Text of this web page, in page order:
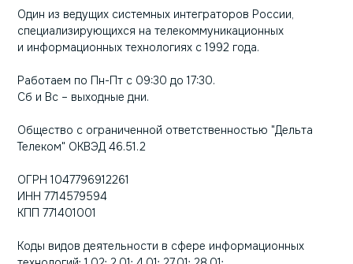
Один из ведущих системных интеграторов России,
специализирующихся на телекоммуникационных
и информационных технологиях с 1992 года.
Работаем по Пн-Пт с 09:30 до 17:30.
Сб и Вс – выходные дни.
Общество с ограниченной ответственностью "Дельта
Телеком" ОКВЭД 46.51.2
ОГРН 1047796912261
ИНН 7714579594
КПП 771401001
Коды видов деятельности в сфере информационных